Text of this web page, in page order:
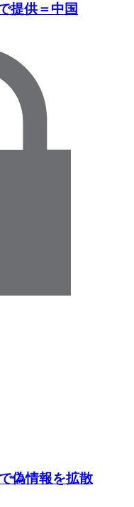
提供＝中国
偽情報を拡散